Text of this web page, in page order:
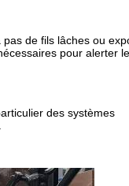
de fils lâches ou
pour alerter
des systèmes